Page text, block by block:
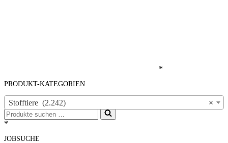
*
PRODUKT-KATEGORIEN
×
Stofftiere (2.242)
Suchen
nach …
*
JOBSUCHE